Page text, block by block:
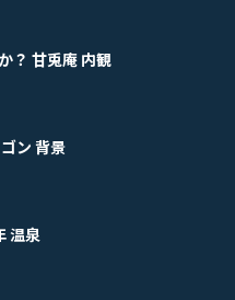
？ 甘兎庵 内観
ン 背景
温泉